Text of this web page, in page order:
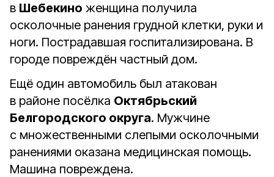
в Шебекино женщина получила
осколочные ранения грудной клетки, руки и
ноги. Пострадавшая госпитализирована. В
городе повреждён частный дом.
Ещё один автомобиль был атакован
в районе посёлка Октябрьский
Белгородского округа. Мужчине
с множественными слепыми осколочными
ранениями оказана медицинская помощь.
Машина повреждена.